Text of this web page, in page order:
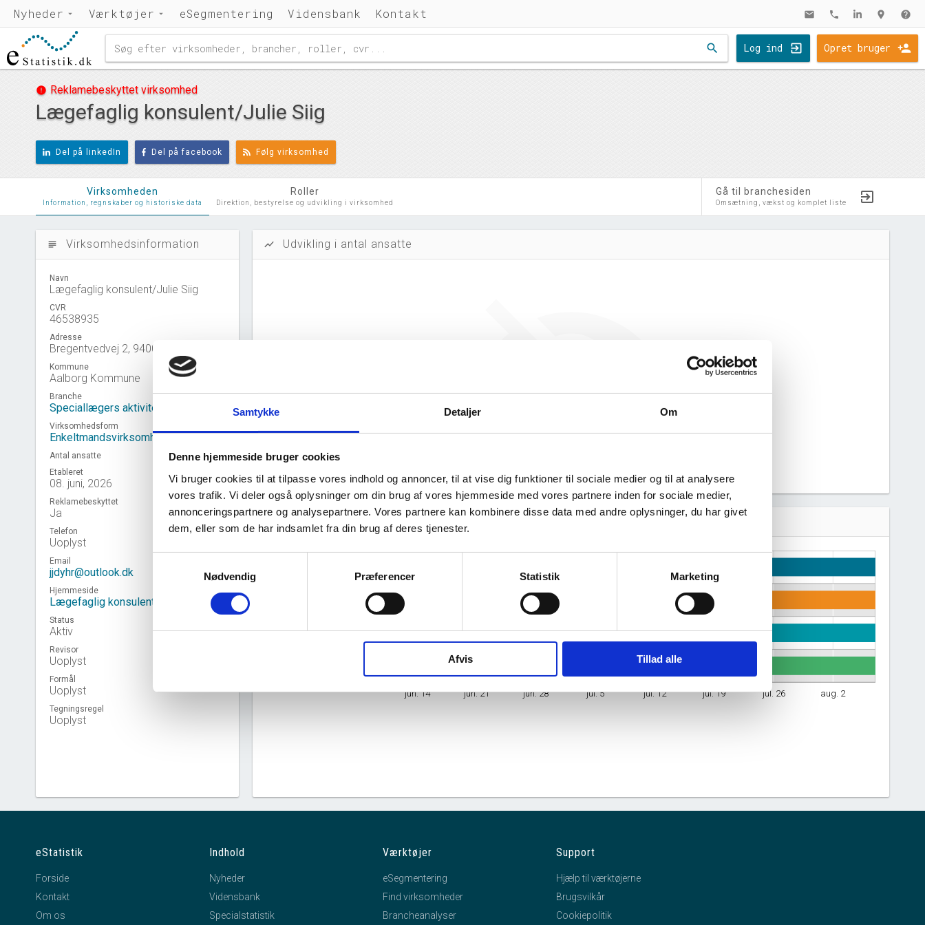
Samtykke Detaljer Om
Denne hjemmeside bruger cookies
Vi bruger cookies til at tilpasse vores indhold og annoncer, til at vise dig funktioner til sociale medier og til at analysere
vores trafik. Vi deler også oplysninger om din brug af vores hjemmeside med vores partnere inden for sociale medier,
annonceringspartnere og analysepartnere. Vores partnere kan kombinere disse data med andre oplysninger, du har givet
dem, eller som de har indsamlet fra din brug af deres tjenester.
Nødvendig
Præferencer Statistik Marketing
Afvis Tillad alle
Nyheder Værktøjer eSegmentering Vidensbank Kontakt mail phone location_on help
search Log ind Opret bruger
error Reklamebeskyttet virksomhed
Lægefaglig konsulent/Julie Siig
Del på linkedIn Del på facebook Følg virksomhed
Virksomheden
Information, regnskaber og historiske data
Roller
Direktion, bestyrelse og udvikling i virksomhed
Gå til branchesiden
Omsætning, vækst og komplet liste
subject Virksomhedsinformation
Navn
Lægefaglig konsulent/Julie Siig
CVR
46538935
Adresse
Bregentvedvej 2, 9400 Nørresundby
Kommune
Aalborg Kommune
Branche
Speciallægers aktiviteter
Virksomhedsform
Enkeltmandsvirksomhed
Antal ansatte
Etableret
08. juni, 2026
Reklamebeskyttet
Ja
Telefon
Uoplyst
Email
jjdyhr@outlook.dk
Hjemmeside
Lægefaglig konsulent/Julie Siig
Status
Aktiv
Revisor
Uoplyst
Formål
Uoplyst
Tegningsregel
Uoplyst
show_chart Udvikling i antal ansatte
Lægefaglig konsulent/Julie Siig har ikke haft
ikke generere figuren for denne virksomhed.
Virksomhedshistorik
Branche
jun. 14 jun. 21 jun. 28 jul. 5 jul. 12 jul. 19 jul. 26 aug. 2
Bregentvedvej 2, 9400 Nørresundby
Speciallægers aktiviteter
Enkeltmandsvirksomhed
eStatistik
Forside
Kontakt
Om os
Indhold
Nyheder
Vidensbank
Specialstatistik
Værktøjer
eSegmentering
Find virksomheder
Brancheanalyser
Support
Hjælp til værktøjerne
Brugsvilkår
Cookiepolitik